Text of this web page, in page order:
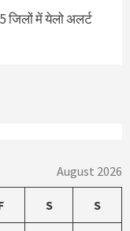
में येलो अलर्ट
August 2026
S S